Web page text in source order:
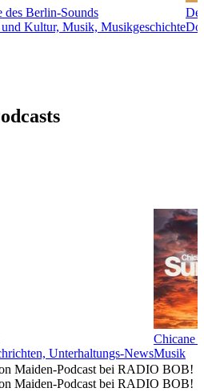
des Berlin-Sounds
Kultur, Musik, Musikgeschichte
Unterhaltungs-News
Chicane
Musik
Maiden-Podcast bei RADIO BOB!
Maiden-Podcast bei RADIO BOB!